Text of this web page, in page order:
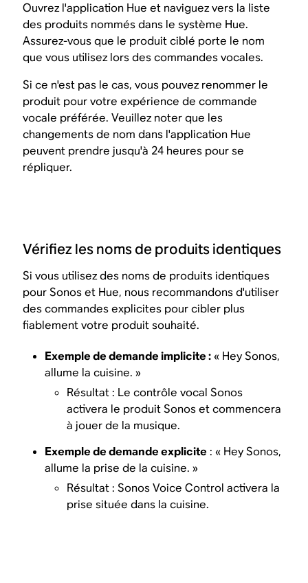
Ouvrez l'application Hue et naviguez vers la liste
des produits nommés dans le système Hue.
Assurez-vous que le produit ciblé porte le nom
que vous utilisez lors des commandes vocales.
Si ce n'est pas le cas, vous pouvez renommer le
produit pour votre expérience de commande
vocale préférée. Veuillez noter que les
changements de nom dans l'application Hue
peuvent prendre jusqu'à 24 heures pour se
répliquer.
Vérifiez les noms de produits identiques
Si vous utilisez des noms de produits identiques
pour Sonos et Hue, nous recommandons d'utiliser
des commandes explicites pour cibler plus
fiablement votre produit souhaité.
Exemple de demande implicite : « Hey Sonos,
allume la cuisine. »
Résultat : Le contrôle vocal Sonos
activera le produit Sonos et commencera
à jouer de la musique.
Exemple de demande explicite : « Hey Sonos,
allume la prise de la cuisine. »
Résultat : Sonos Voice Control activera la
prise située dans la cuisine.